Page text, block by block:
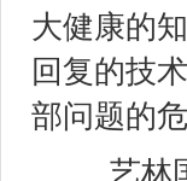
大健康的
回复的技
部问题的
艺林国